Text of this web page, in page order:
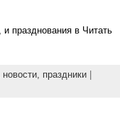
празднования в Читать
новости, праздники|